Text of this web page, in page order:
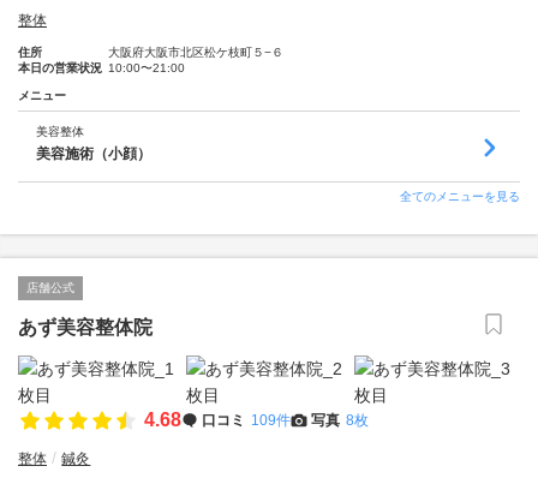
整体
住所
大阪府大阪市北区松ケ枝町５−６
本日の営業状況 10:00〜21:00
メニュー
美容整体
美容施術（小顔）
全てのメニューを見る
店舗公式
あず美容整体院
4.68 口コミ 109件 写真 8枚
整体 鍼灸